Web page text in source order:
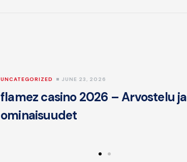
flamez casino 2026 – Arvostelu ja
ominaisuudet
UNCATEGORIZED JUNE 23, 2026